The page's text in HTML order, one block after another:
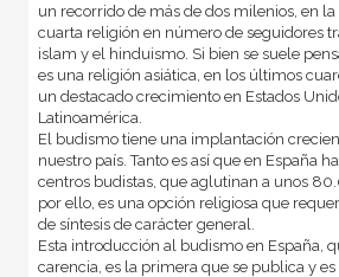
un recorrido de más de dos milenios, en
cuarta religión en número de seguidores
islam y el hinduismo. Si bien se suele
es una religión asiática, en los últimos
un destacado crecimiento en Estados
Latinoamérica.
El budismo tiene una implantación
nuestro país. Tanto es así que en España
centros budistas, que aglutinan a unos
por ello, es una opción religiosa que
de síntesis de carácter general.
Esta introducción al budismo en España,
carencia, es la primera que se publica y